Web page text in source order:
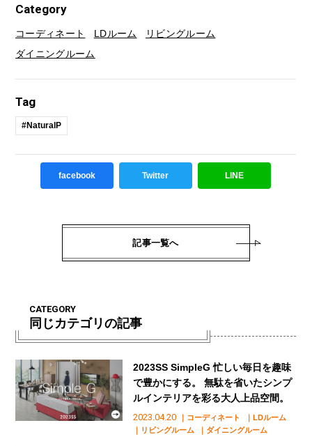
Category
コーディネート LDルーム
リビングルーム
ダイニングルーム
Tag
#NaturalP
facebook Twitter LINE
記事一覧へ
CATEGORY
同じカテゴリの記事
2023.04.20 ｜コーディネート
｜LDルーム
｜リビングルーム
｜ダイニングルーム
2023SS SimpleG 忙しい毎日を趣味
で豊かにする。 無駄を省いたシンプ
ルインテリアを彩る大人上品空間。